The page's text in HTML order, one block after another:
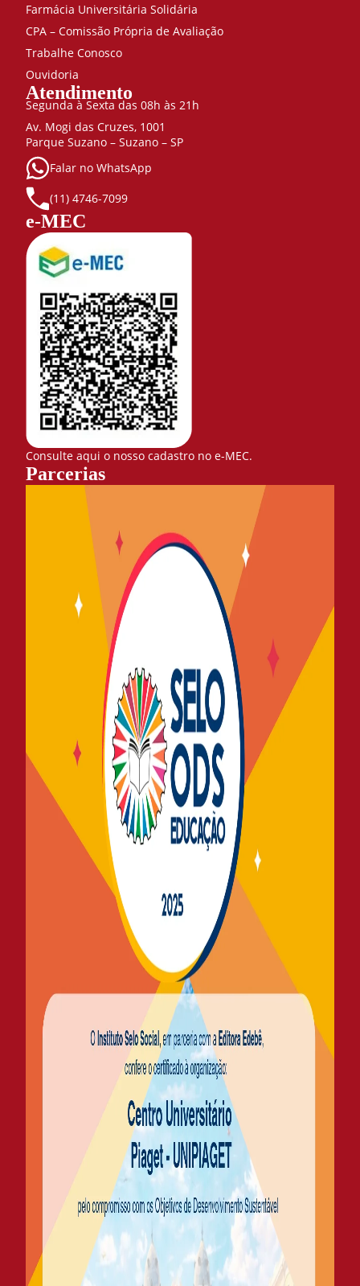
Farmácia Universitária Solidária
CPA – Comissão Própria de Avaliação
Trabalhe Conosco
Ouvidoria
Atendimento
Segunda à Sexta das 08h às 21h
Av. Mogi das Cruzes, 1001
Parque Suzano – Suzano – SP
Falar no WhatsApp
(11) 4746-7099
e-MEC
Consulte aqui o nosso cadastro no e-MEC.
Parcerias